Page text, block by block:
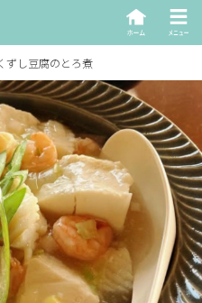
ずし豆腐のとろ煮